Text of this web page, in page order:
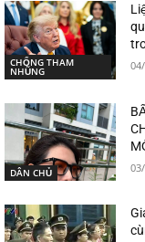
CHỐNG THAM
NHŨNG
DÂN CHỦ